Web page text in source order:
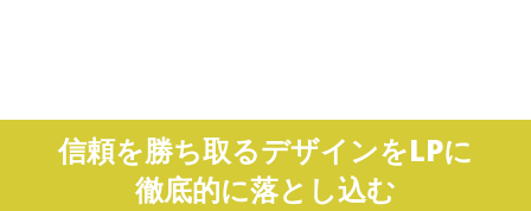
信頼を勝ち取るデザインをLPに
徹底的に落とし込む